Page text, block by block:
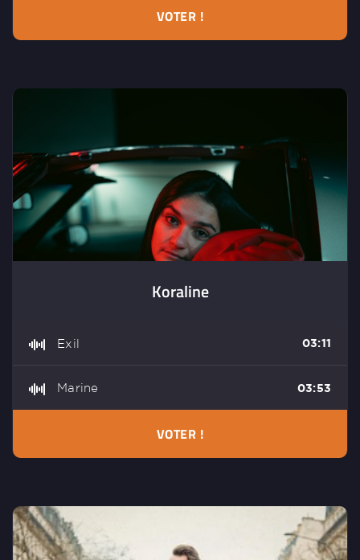
VOTER !
Koraline
Exil 03:11
Marine 03:53
VOTER !